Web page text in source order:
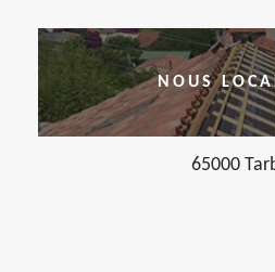
NOUS
65000